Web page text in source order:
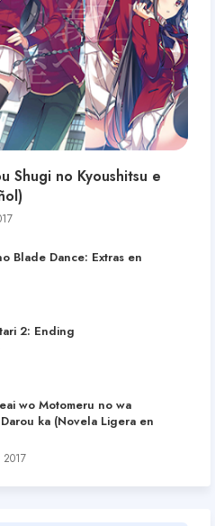
Shugi no Kyoushitsu e
Blade Dance: Extras en
2: Ending
wo Motomeru no wa
ka (Novela Ligera en
2017